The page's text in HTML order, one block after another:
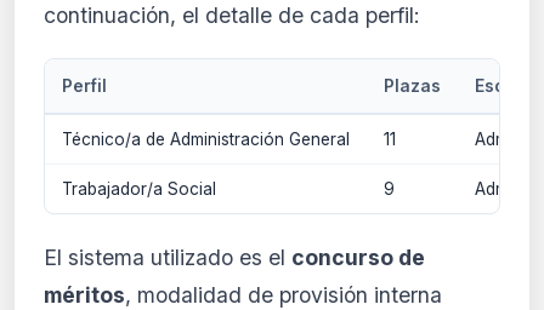
continuación, el detalle de cada perfil:
Perfil Plazas Escala
Técnico/a de Administración General 11
Trabajador/a Social 9
El sistema utilizado es el concurso de
méritos, modalidad de provisión interna